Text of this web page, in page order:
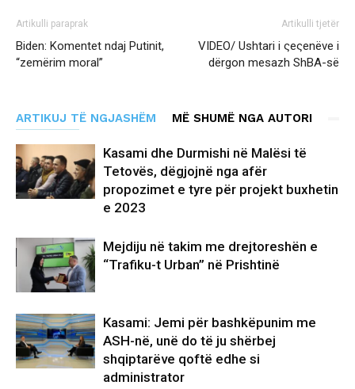
Artikulli paraprak
Biden: Komentet ndaj Putinit,
“zemërim moral”
Artikulli tjetër
VIDEO/ Ushtari i ςeςenëve i
dërgon mesazh ShBA-së
ARTIKUJ TË NGJASHËM MË SHUMË NGA AUTORI
Kasami dhe Durmishi në Malësi të
Tetovës, dëgjojnë nga afër
propozimet e tyre për projekt buxhetin
e 2023
Mejdiju në takim me drejtoreshën e
“Trafiku-t Urban” në Prishtinë
Kasami: Jemi për bashkëpunim me
ASH-në, unë do të ju shërbej
shqiptarëve qoftë edhe si
administrator